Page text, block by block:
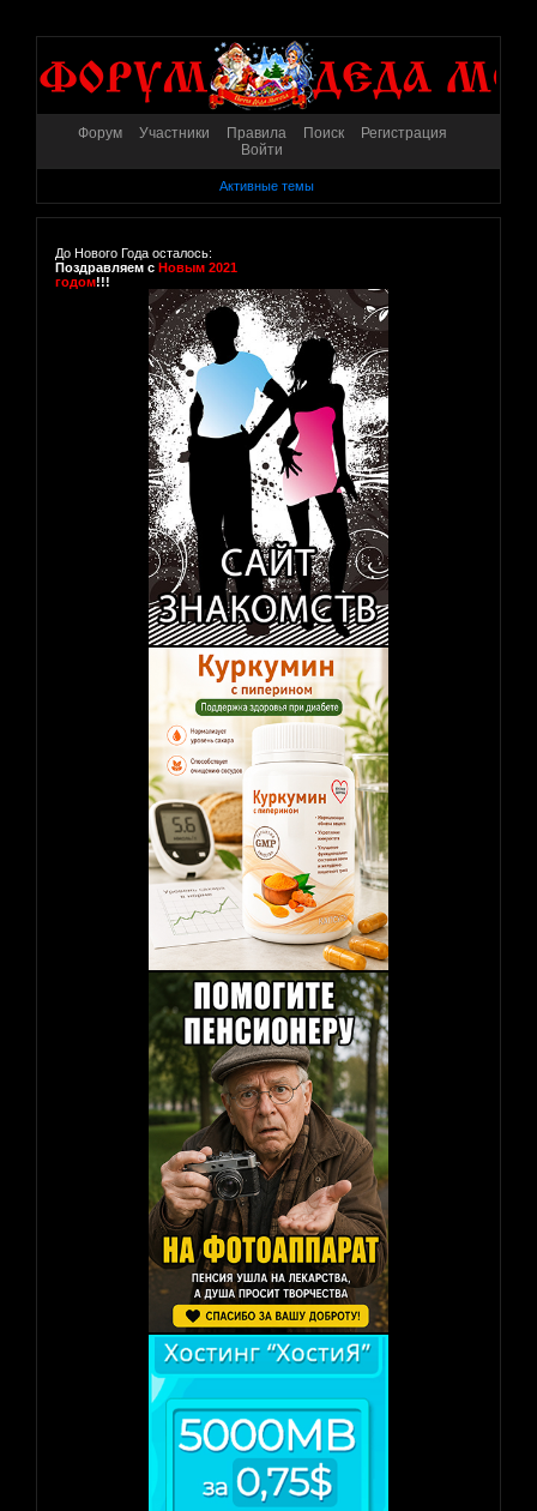
Форум Участники Правила Поиск
Регистрация
Войти
Активные темы
До Нового Года осталось:
Поздравляем с Новым 2021
годом!!!